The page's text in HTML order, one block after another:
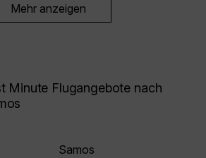
Mehr anzeigen
Minute Flugangebote nach
Samos